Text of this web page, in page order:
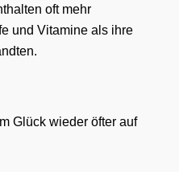
oft mehr
und Vitamine als ihre
Glück wieder öfter auf